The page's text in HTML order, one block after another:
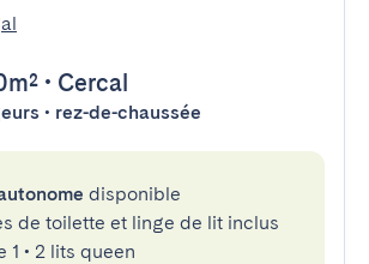
• Cercal
• rez-de-chaussée
disponible
de toilette et linge de lit inclus
1 • 2 lits queen